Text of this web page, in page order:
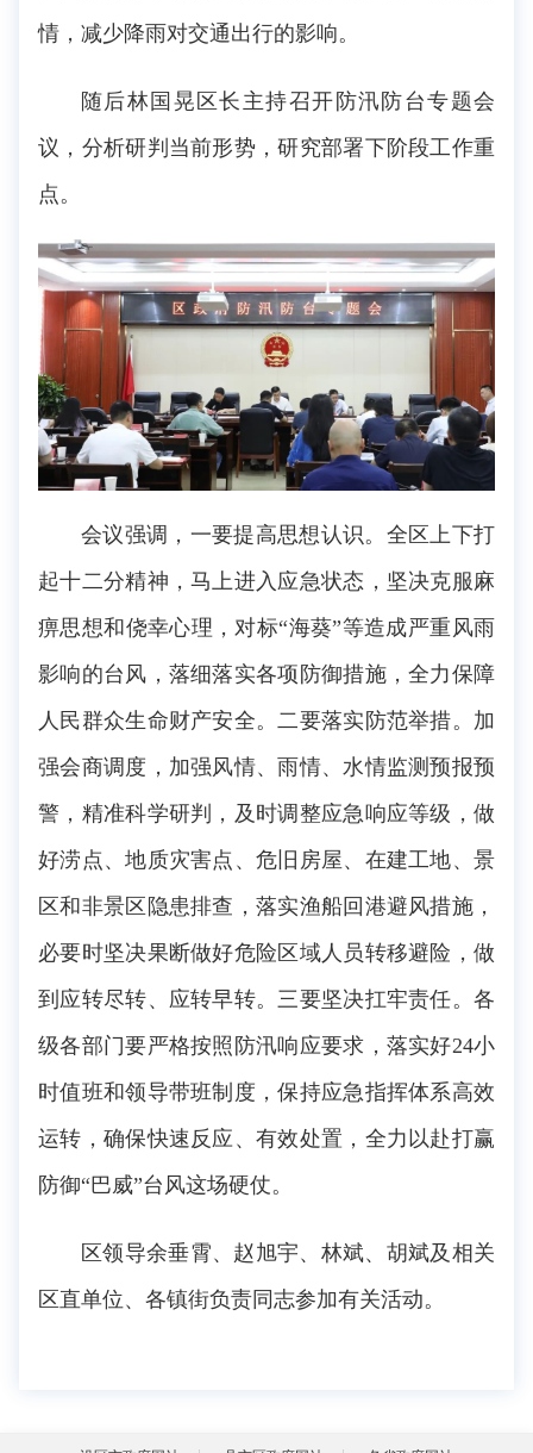
情，减少降雨对交通出行的影响。
随后林国晃区长主持召开防汛防台专题会
议，分析研判当前形势，研究部署下阶段工作重
点。
会议强调，一要提高思想认识。全区上下打
起十二分精神，马上进入应急状态，坚决克服麻
痹思想和侥幸心理，对标“海葵”等造成严重风雨
影响的台风，落细落实各项防御措施，全力保障
人民群众生命财产安全。二要落实防范举措。加
强会商调度，加强风情、雨情、水情监测预报预
警，精准科学研判，及时调整应急响应等级，做
好涝点、地质灾害点、危旧房屋、在建工地、景
区和非景区隐患排查，落实渔船回港避风措施，
必要时坚决果断做好危险区域人员转移避险，做
到应转尽转、应转早转。三要坚决扛牢责任。各
级各部门要严格按照防汛响应要求，落实好24小
时值班和领导带班制度，保持应急指挥体系高效
运转，确保快速反应、有效处置，全力以赴打赢
防御“巴威”台风这场硬仗。
区领导余垂霄、赵旭宇、林斌、胡斌及相关
区直单位、各镇街负责同志参加有关活动。